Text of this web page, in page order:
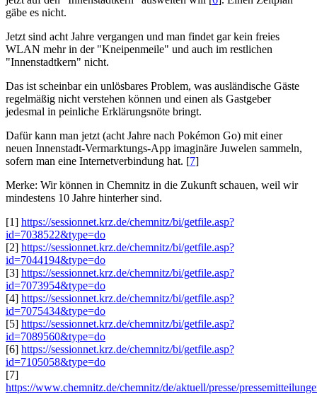
gäbe es nicht.
Jetzt sind acht Jahre vergangen und man findet gar kein freies
WLAN mehr in der "Kneipenmeile" und auch im restlichen
"Innenstadtkern" nicht.
Das ist scheinbar ein unlösbares Problem, was ausländische Gäste
regelmäßig nicht verstehen können und einen als Gastgeber
jedesmal in peinliche Erklärungsnöte bringt.
Dafür kann man jetzt (acht Jahre nach Pokémon Go) mit einer
neuen Innenstadt-Vermarktungs-App imaginäre Juwelen sammeln,
sofern man eine Internetverbindung hat. [7]
Merke: Wir können in Chemnitz in die Zukunft schauen, weil wir
mindestens 10 Jahre hinterher sind.
[1] https://sessionnet.krz.de/chemnitz/bi/getfile.asp?
id=7038522&type=do
[2] https://sessionnet.krz.de/chemnitz/bi/getfile.asp?
id=7044194&type=do
[3] https://sessionnet.krz.de/chemnitz/bi/getfile.asp?
id=7073954&type=do
[4] https://sessionnet.krz.de/chemnitz/bi/getfile.asp?
id=7075434&type=do
[5] https://sessionnet.krz.de/chemnitz/bi/getfile.asp?
id=7089560&type=do
[6] https://sessionnet.krz.de/chemnitz/bi/getfile.asp?
id=7105058&type=do
[7]
https://www.chemnitz.de/chemnitz/de/aktuell/presse/